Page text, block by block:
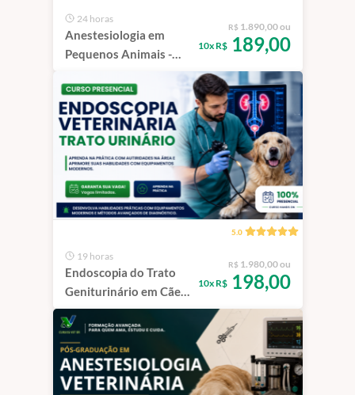
24 horas
Anestesiologia em
Pequenos Animais -
Intensivo | São Paulo -
100% Presencial
R$ 1.890,00 ou
10x R$189,00
5.0
19 horas
Endoscopia do Trato
Geniturinário em Cães
e Gatos | São Paulo -
100% Presencial
R$ 1.980,00 ou
10x R$198,00